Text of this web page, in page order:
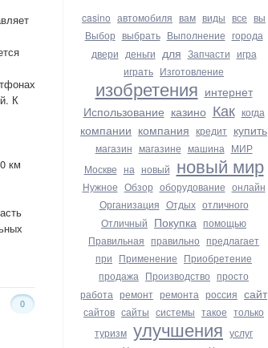
casino автомобиля вам виды все вы
Выбор выбрать Выполнение города
двери деньги для Запчасти игра
играть Изготовление
изобретения интернет
Использование казино Как когда
компании компания кредит купить
магазин магазине машина МИР
Москве на новый новый мир
Нужное Обзор оборудование онлайн
Организация Отдых отличного
Отличный Покупка помощью
Правильная правильно предлагает
при Применение Приобретение
продажа Производство просто
работа ремонт ремонта россия сайт
сайтов сайты системы такое только
туризм улучшения услуг
К
км
0